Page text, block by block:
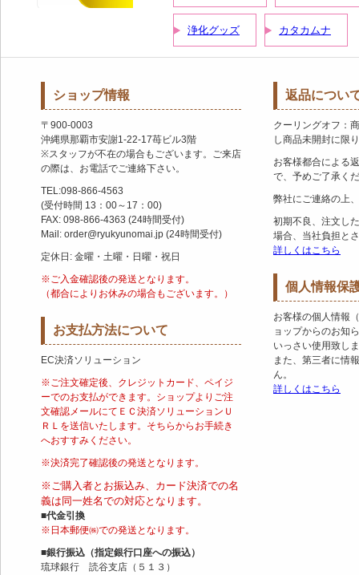
浄化グッズ カタカムナ
ショップ情報
〒900-0003
沖縄県那覇市安謝1-22-17苺ビル3階
※スタッフが不在の場合もございます。ご来店
の際は、お電話でご連絡下さい。
TEL:098-866-4563
(受付時間 13：00～17：00)
FAX: 098-866-4363 (24時間受付)
Mail: order@ryukyunomai.jp (24時間受付)
定休日: 金曜・土曜・日曜・祝日
※ご入金確認後の発送となります。
（都合によりお休みの場合もございます。）
お支払方法について
EC決済ソリューション
※ご注文確定後、クレジットカード、ペイジ
ーでのお支払ができます。ショップよりご注
文確認メールにてＥＣ決済ソリューションＵ
ＲＬを送信いたします。そちらからお手続き
へおすすみください。
※決済完了確認後の発送となります。
※ご購入者とお振込み、カード決済での名
義は同一姓名での対応となります。
■代金引換
※日本郵便㈱での発送となります。
■銀行振込（指定銀行口座への振込）
琉球銀行 読谷支店（５１３）
返品につい
クーリングオフ：
し商品未開封に限
お客様都合による
で、予めご了承く
弊社にご連絡の上
初期不良、注文し
場合、当社負担と
詳しくはこちら
個人情報保
お客様の個人情報
ョップからのお知
いっさい使用致し
また、第三者に情
ん。
詳しくはこちら